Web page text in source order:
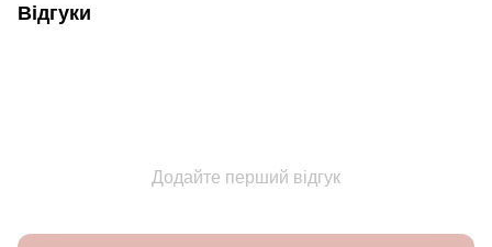
Відгуки
Додайте перший відгук